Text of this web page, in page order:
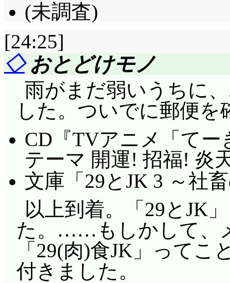
(未調査)
[24:25]
◇おとどけモノ
雨がまだ弱いうちに
した。ついでに郵便
CD『TVアニメ「て
テーマ 開運! 招福! 炎
文庫「29とJK 3 ～社
以上到着。「29とJK
た。……もしかして、
「29(肉)食JK」って
付きました。